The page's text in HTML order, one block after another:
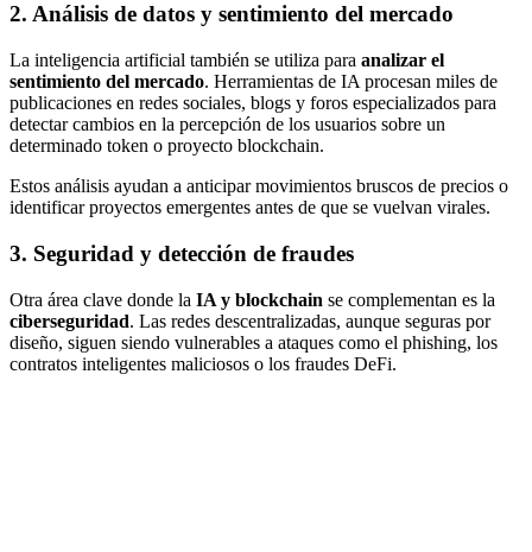
2. Análisis de datos y sentimiento del mercado
La inteligencia artificial también se utiliza para analizar el
sentimiento del mercado. Herramientas de IA procesan miles de
publicaciones en redes sociales, blogs y foros especializados para
detectar cambios en la percepción de los usuarios sobre un
determinado token o proyecto blockchain.
Estos análisis ayudan a anticipar movimientos bruscos de precios o
identificar proyectos emergentes antes de que se vuelvan virales.
3. Seguridad y detección de fraudes
Otra área clave donde la IA y blockchain se complementan es la
ciberseguridad. Las redes descentralizadas, aunque seguras por
diseño, siguen siendo vulnerables a ataques como el phishing, los
contratos inteligentes maliciosos o los fraudes DeFi.